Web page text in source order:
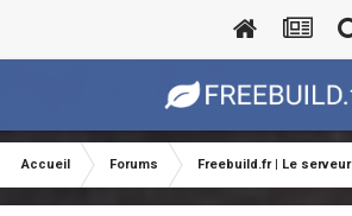
Accueil Forums Freebuild.fr | Le serveur